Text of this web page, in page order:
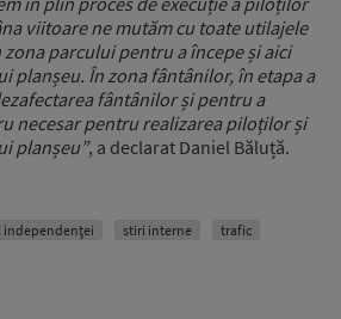
viitoare ne mutăm cu toate utilajele
parcului pentru a începe și aici
planșeu. În zona fântânilor, în etapa a
fântânilor și pentru a
necesar pentru realizarea piloților și
planșeu”, a declarat Daniel Băluță.
independenței stiri interne trafic